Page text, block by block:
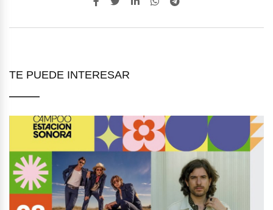
TE PUEDE INTERESAR